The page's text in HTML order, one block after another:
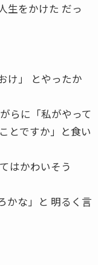
生をかけた だっ
け」 とやったか
らに「私がやって
とですか」と食い
はかわいそう
かな」と 明るく言